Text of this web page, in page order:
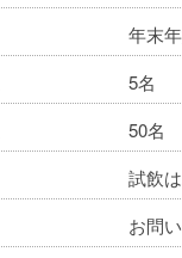
年末
5名
50名
試飲
お問